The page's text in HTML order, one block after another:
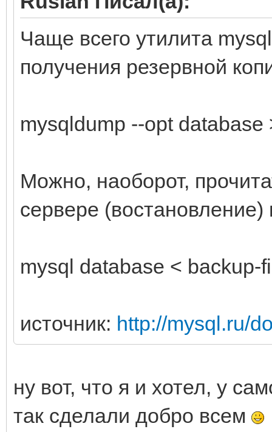
Чаще всего утилита
получения резервной
mysqldump --opt
Можно, наоборот,
сервере
mysql database < backup-
источник: http://mysql.ru/
ну вот, что я и хотел, у
так сделали добро всем